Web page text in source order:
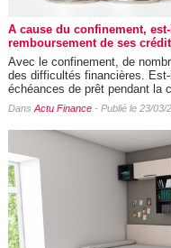
A cause du confinement,
remboursement de ses
Avec le confinement, de
des difficultés financières.
échéances de prêt pendant la
Dans Actu Finance- Publié le 23/03/